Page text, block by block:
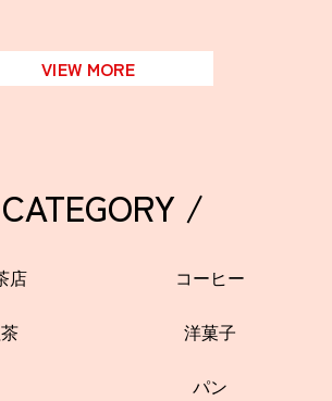
選びました。
のイベント
VIEW MORE
/
店 コーヒー
洋菓子
パン